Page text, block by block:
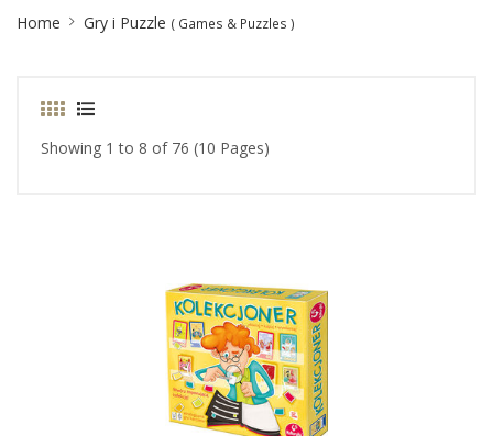
Breadcrumb
Home Gry i Puzzle ( Games & Puzzles )
Showing 1 to 8 of 76 (10 Pages)